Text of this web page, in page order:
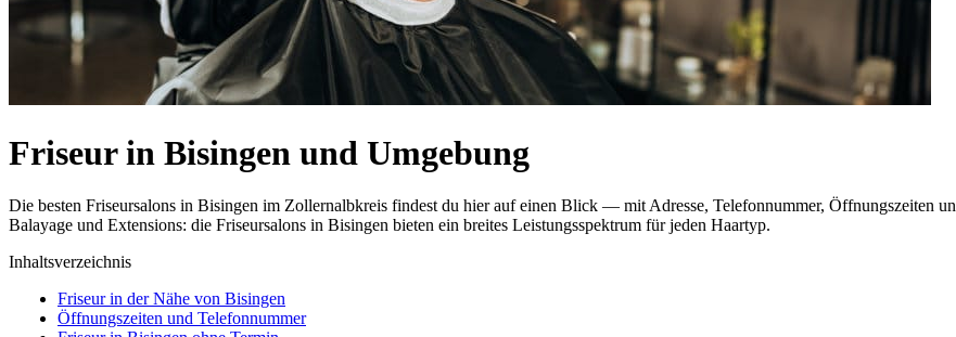
Friseur in Bisingen und Umgebung
Die besten Friseursalons in Bisingen im Zollernalbkreis findest du hier auf einen Blick — mit Adresse, Telefonnummer, Öffnungszeiten
Balayage und Extensions: die Friseursalons in Bisingen bieten ein breites Leistungsspektrum für jeden Haartyp.
Inhaltsverzeichnis
Friseur in der Nähe von Bisingen
Öffnungszeiten und Telefonnummer